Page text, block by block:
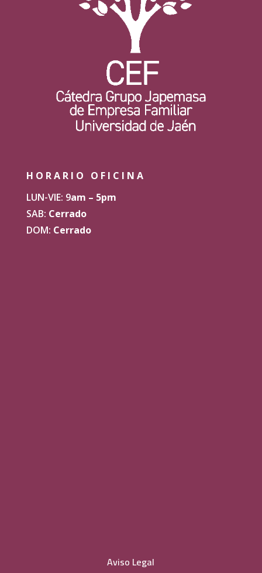
HORARIO OFICINA
LUN-VIE: 9am – 5pm
SAB: Cerrado
DOM: Cerrado
Aviso Legal